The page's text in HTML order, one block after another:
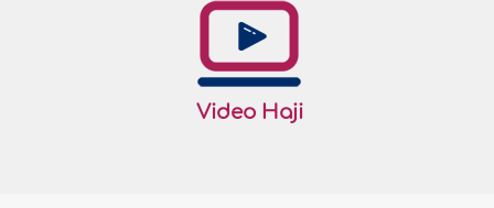
Video Haji